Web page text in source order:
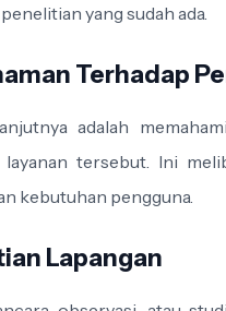
yang sudah ada.
Terhadap
adalah
tersebut. Ini
kebutuhan pengguna.
Lapangan